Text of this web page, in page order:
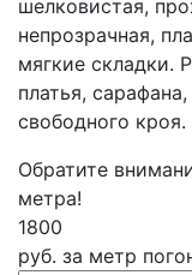
шелковистая,
непрозрачная,
мягкие складки.
платья, сарафана,
свободного кроя.
Обратите
метра!
1800
руб. за метр